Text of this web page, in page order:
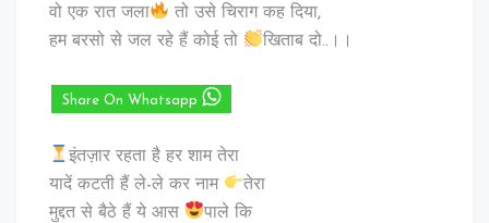
वो एक रात जला
तो उसे चिराग कह दिया,
हम बरसो से जल रहे हैं कोई तो
खिताब दो..।।
Share On Whatsapp
इंतज़ार रहता है हर शाम तेरा
यादें कटती हैं ले-ले कर नाम
तेरा
मुद्दत से बैठे हैं ये आस
पाले कि